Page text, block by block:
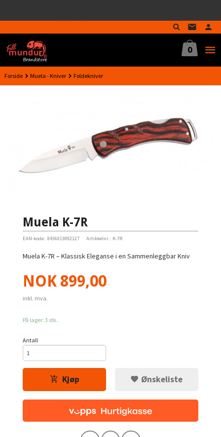
innholdet
0
Forside Muela - Kniver Foldekniver
Muela K-7R
EAN-kode: 8436013892127 Artikkelnr.: K-7R
Muela K-7R – Klassisk Eleganse i en Sammenleggbar Kniv
Pris
NOK 899,00
inkl. mva.
På lager: 3 stk.
Antall
Kjøp Ønskeliste